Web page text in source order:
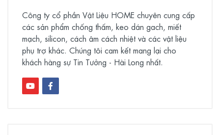
Công ty cổ phần Vật Liệu HOME chuyên cung cấp
các sản phẩm chống thấm, keo dán gach, miết
mạch, silicon, cách âm cách nhiệt và các vật liệu
phụ trợ khác. Chúng tôi cam kết mang lại cho
khách hàng sự Tin Tưởng - Hài Long nhất.